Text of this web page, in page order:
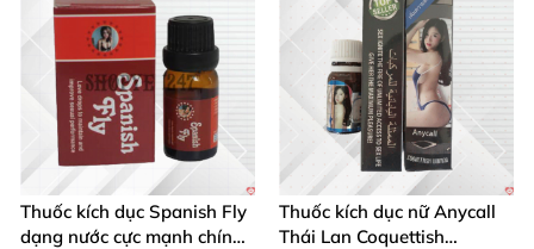
Thuốc kích dục Spanish Fly
dạng nước cực mạnh chính
Thuốc kích dục nữ Anycall
Thái Lan Coquettish